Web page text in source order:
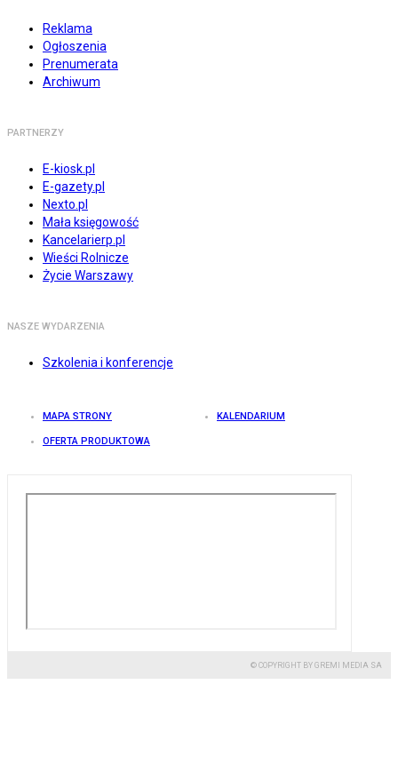
Reklama
Ogłoszenia
Prenumerata
Archiwum
PARTNERZY
E-kiosk.pl
E-gazety.pl
Nexto.pl
Mała księgowość
Kancelarierp.pl
Wieści Rolnicze
Życie Warszawy
NASZE WYDARZENIA
Szkolenia i konferencje
MAPA STRONY KALENDARIUM
OFERTA PRODUKTOWA
© COPYRIGHT BY GREMI MEDIA SA